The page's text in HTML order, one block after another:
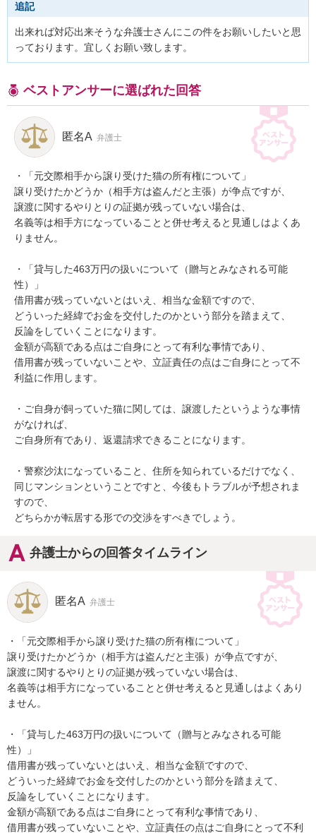
追記
出来れば対応出来そうな弁護士さんにこの件をお願いしたいと思
っております。宜しくお願い致します。
ベストアンサーに選ばれた回答
匿名A 弁護士
・「元交際相手から譲り受けた猫の所有権について」
譲り受けたかどうか（相手方は盗んだと主張）が争点ですが、
譲渡に関するやりとりの証拠が残っていない場合は、
名義等は相手方になっていることと併せ考えると見通しはよくあ
りません。
・「貸与した463万円の扱いについて（贈与とみなされる可能
性）」
借用書が残っていないとはいえ、相当な金額ですので、
どういった経緯でお金を交付したのかという部分を踏まえて、
反論をしていくことになります。
金額が高額である点はご自身にとって有利な事情であり、
借用書が残っていないことや、立証責任の点はご自身にとって不
利益に作用します。
・ご自身が飼っていた猫に関しては、譲渡したというような事情
がなければ、
ご自身所有であり、返還請求できることになります。
・警察沙汰になっていること、住所を知られているだけでなく、
同じマンションということですと、今後もトラブルが予想されま
すので、
どちらかが転居する形での交渉をすべきでしょう。
弁護士からの回答タイムライン
匿名A 弁護士
・「元交際相手から譲り受けた猫の所有権について」
譲り受けたかどうか（相手方は盗んだと主張）が争点ですが、
譲渡に関するやりとりの証拠が残っていない場合は、
名義等は相手方になっていることと併せ考えると見通しはよくあり
ません。
・「貸与した463万円の扱いについて（贈与とみなされる可能
性）」
借用書が残っていないとはいえ、相当な金額ですので、
どういった経緯でお金を交付したのかという部分を踏まえて、
反論をしていくことになります。
金額が高額である点はご自身にとって有利な事情であり、
借用書が残っていないことや、立証責任の点はご自身にとって不利